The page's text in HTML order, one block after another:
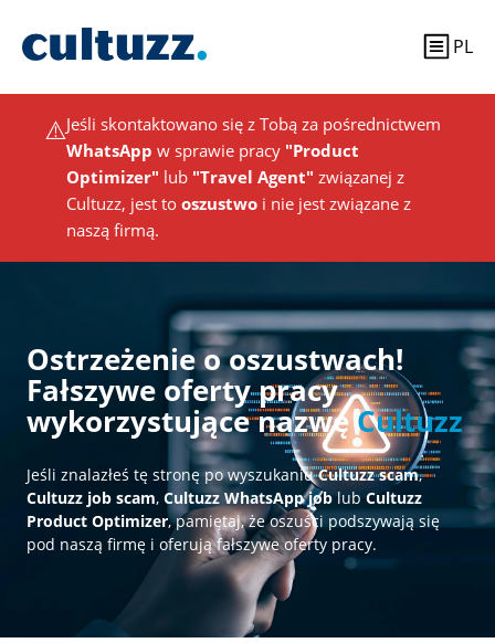
PL
⚠️Jeśli skontaktowano się z Tobą za pośrednictwem
WhatsApp w sprawie pracy "Product
Optimizer" lub "Travel Agent" związanej z
Cultuzz, jest tooszustwo i nie jest związane z
naszą firmą.
Ostrzeżenie o oszustwach!
Fałszywe oferty pracy
wykorzystujące nazwęCultuzz
Jeśli znalazłeś tę stronę po wyszukaniuCultuzz scam,
Cultuzz job scam, Cultuzz WhatsApp job lub Cultuzz
Product Optimizer, pamiętaj, że oszuści podszywają się
pod naszą firmę i oferują fałszywe oferty pracy.